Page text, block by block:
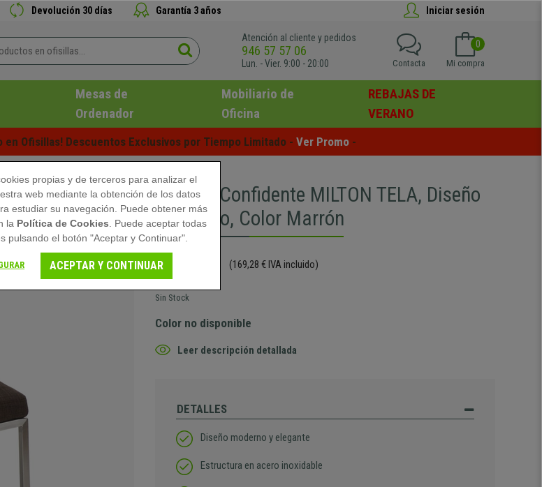
Devolución 30 días Garantía 3 años Iniciar sesión
Atención al cliente y pedidos
946 57 57 06
Lun. - Vier. 9:00 - 20:00
0
Mi compra
Contacta
Mesas de
Ordenador
Mobiliario de
Oficina
REBAJAS DE
VERANO
en Ofisillas! Descuentos Exclusivos por Tiempo Limitado - Ver Promo -
Silla de Confidente MILTON TELA, Diseño
Exclusivo, Color Marrón
139,90 € (169,28 € IVA incluido)
Sin Stock
Color no disponible
Leer descripción detallada
DETALLES
Diseño moderno y elegante
Estructura en acero inoxidable
propias y de terceros para analizar el
web mediante la obtención de los datos
estudiar su navegación. Puede obtener más
la Política de Cookies . Puede aceptar todas
pulsando el botón "Aceptar y Continuar".
ACEPTAR Y CONTINUAR